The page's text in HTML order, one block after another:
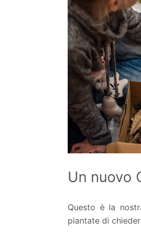
Un nuovo
Questo è la
piantate di